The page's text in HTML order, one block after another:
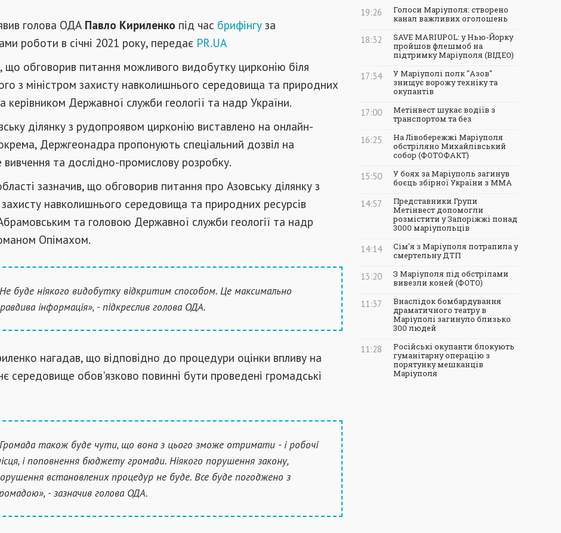
голова ОДА Павло Кириленко під час брифінгу за
роботи в січні 2021 року, передає PR.UA
що обговорив питання можливого видобутку цирконію біля
з міністром захисту навколишнього середовища та природних
керівником Державної служби геології та надр України.
ділянку з рудопроявом цирконію виставлено на онлайн-
Держгеонадра пропонують спеціальний дозвіл на
вивчення та дослідно-промислову розробку.
зазначив, що обговорив питання про Азовську ділянку з
захисту навколишнього середовища та природних ресурсів
та головою Державної служби геології та надр
Опімахом.
буде ніякого видобутку відкритим способом. Це максимально
інформація», - підкреслив голова ОДА.
нагадав, що відповідно до процедури оцінки впливу на
середовище обов'язково повинні бути проведені громадські
також буде чути, що вона з цього зможе отримати - і робочі
і поповнення бюджету громади. Ніякого порушення закону,
встановлених процедур не буде. Все буде погоджено з
- зазначив голова ОДА.
19:26
Голоси Маріуполя: створено
канал важливих оголошень
18:32
SAVE MARIUPOL: у Нью-Йорку
пройшов флешмоб на
підтримку Маріуполя (ВІДЕО)
17:34
У Маріуполі полк "Азов"
знищує ворожу техніку та
окупантів
17:00
Метінвест шукає водіїв з
транспортом та без
16:25
На Лівобережжі Маріуполя
обстріляно Михайлівський
собор (ФОТОФАКТ)
15:50
У боях за Маріуполь загинув
боєць збірної України з ММА
14:57
Представники Групи
Метінвест допомогли
розмістити у Запоріжжі понад
3000 маріупольців
14:14
Сім'я з Маріуполя потрапила у
смертельну ДТП
13:20
З Маріуполя під обстрілами
вивезли коней (ФОТО)
11:37
Внаслідок бомбардування
драматичного театру в
Маріуполі загинуло близько
300 людей
11:28
Російські окупанти блокують
гуманітарну операцію з
порятунку мешканців
Маріуполя